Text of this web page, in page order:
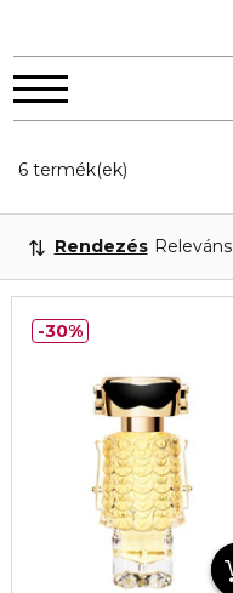
6 termék(ek)
Rendezés Releváns
30%